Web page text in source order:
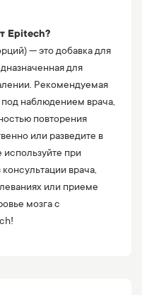
Epitech?
— это добавка для
для
Рекомендуемая
наблюдением врача,
повторения
или разведите в
при
врача,
или приеме
мозга с